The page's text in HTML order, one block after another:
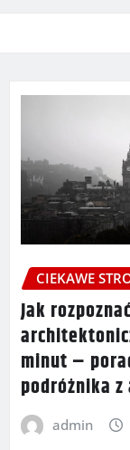
CIEKAWE
Jak
minut –
podróżnika
admin